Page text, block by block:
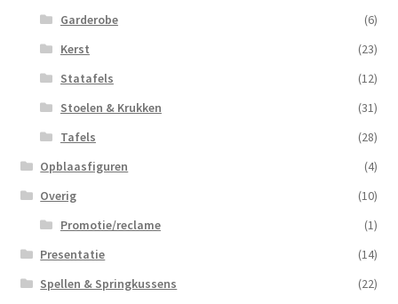
Garderobe
(6)
Kerst
(23)
Statafels
(12)
Stoelen & Krukken
(31)
Tafels
(28)
Opblaasfiguren
(4)
Overig
(10)
Promotie/reclame
(1)
Presentatie
(14)
Spellen & Springkussens
(22)